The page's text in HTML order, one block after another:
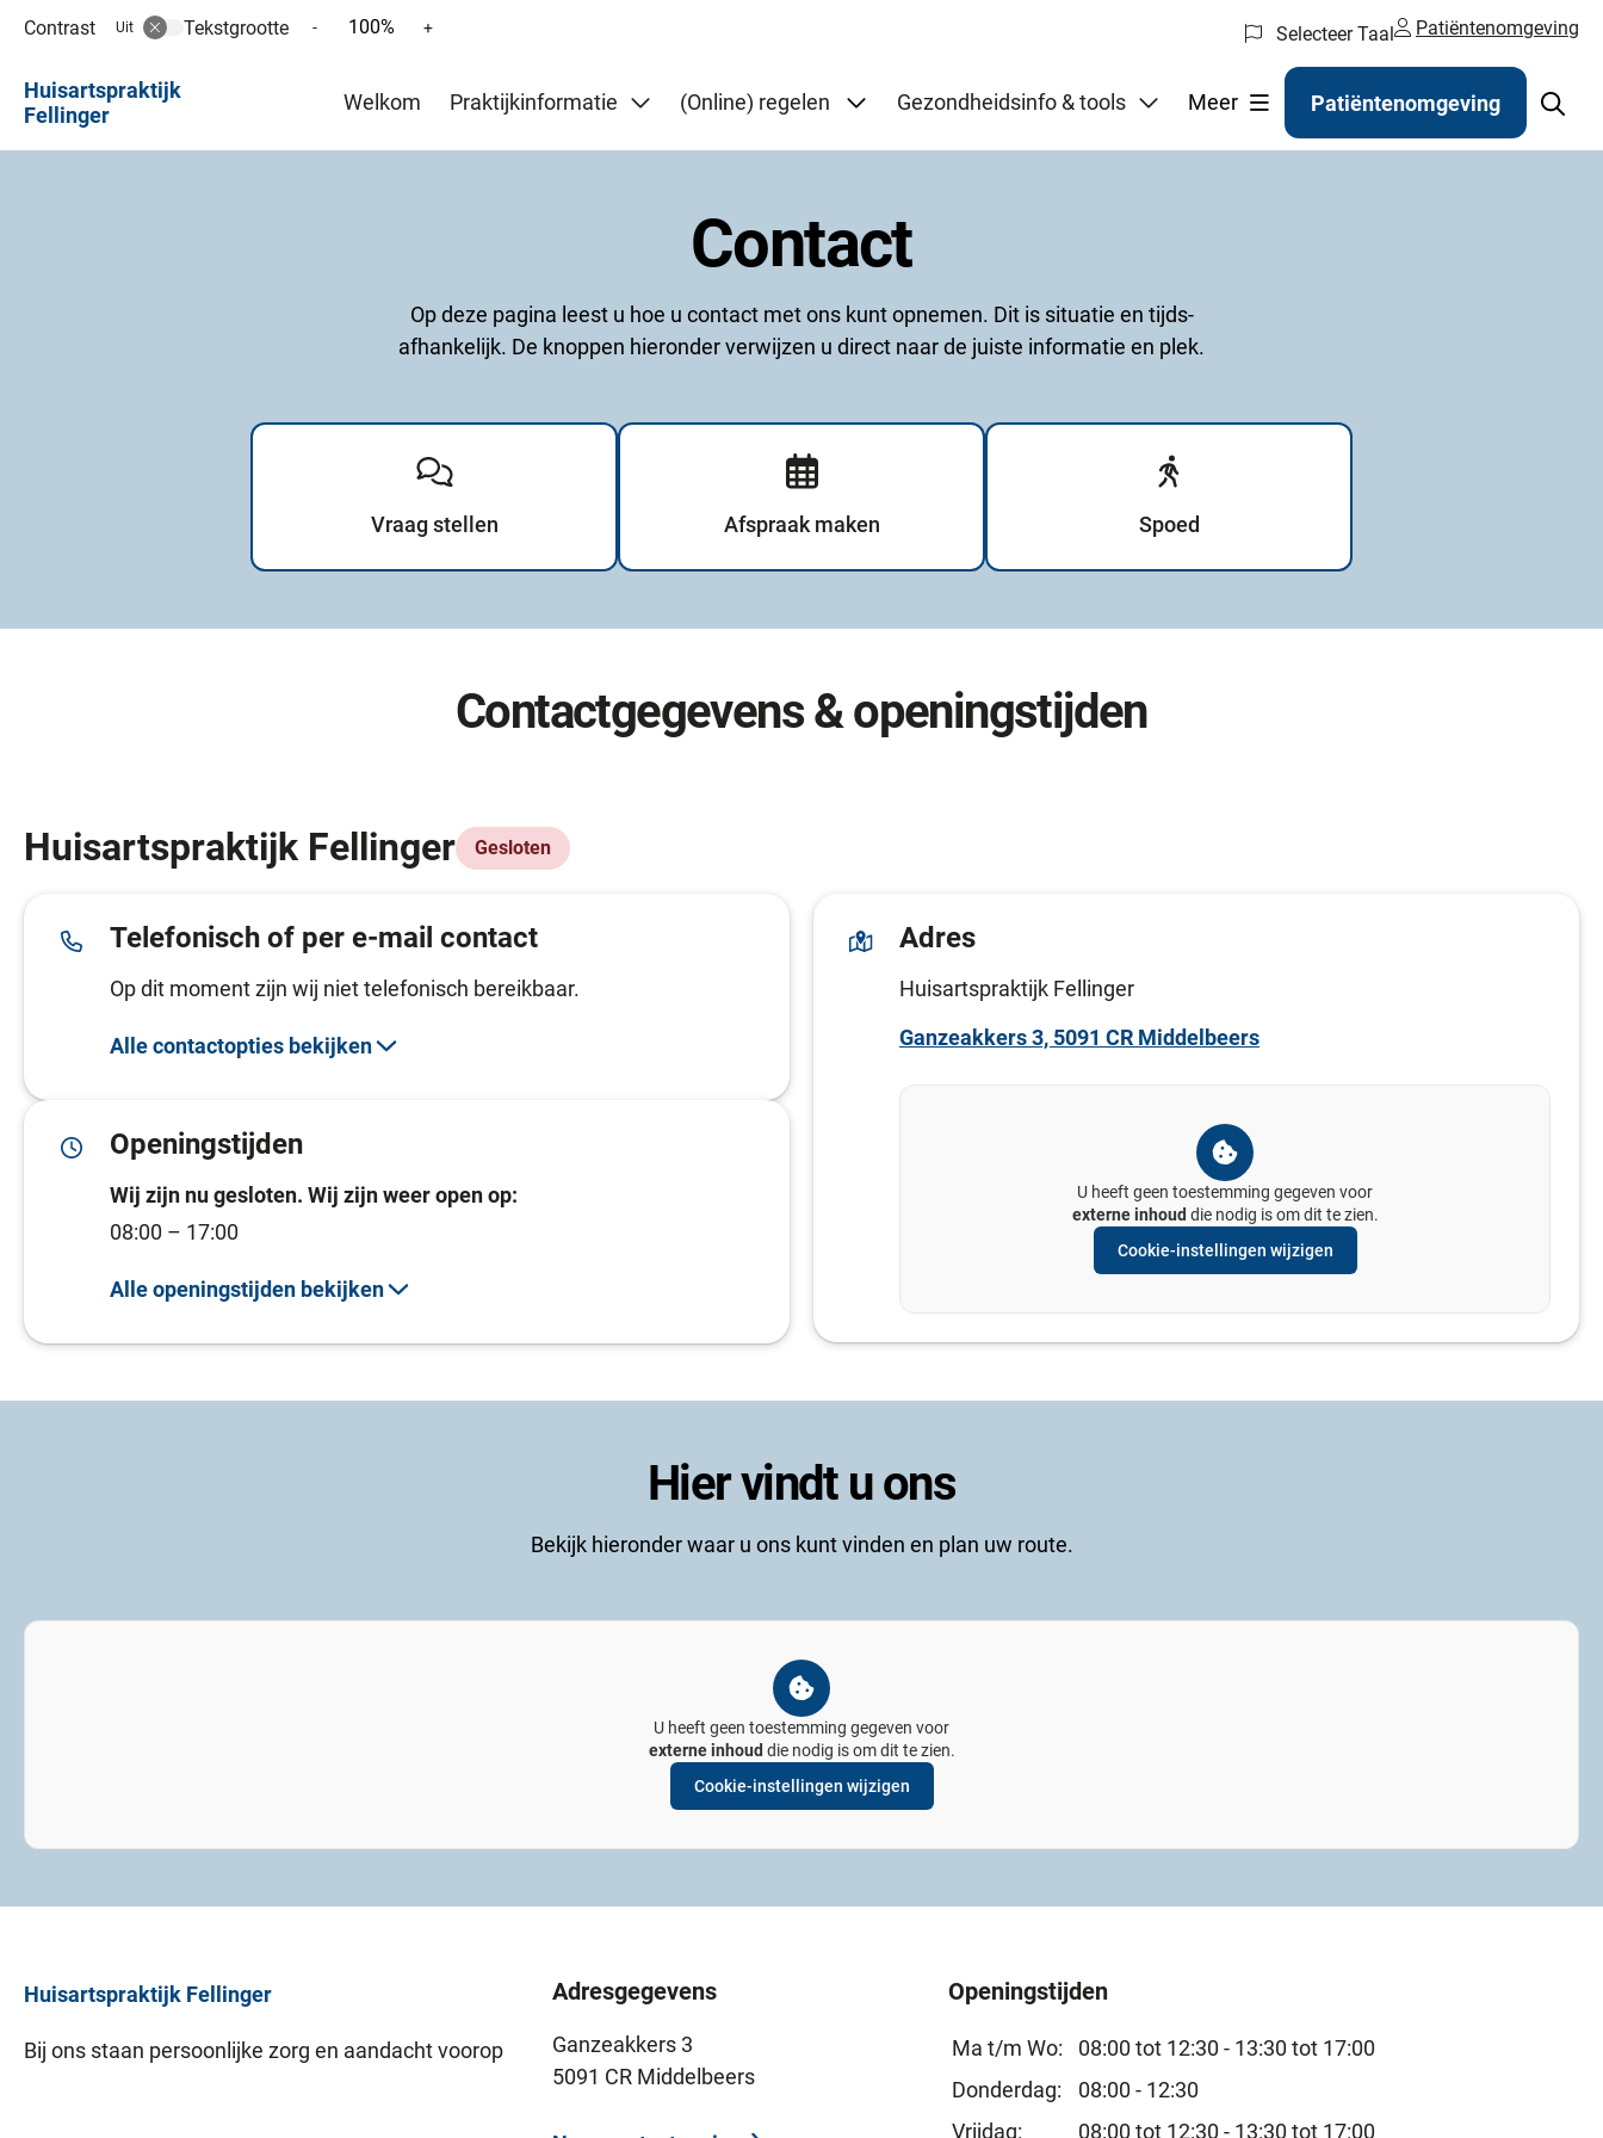
Contrast Uit Tekstgrootte
Tekst
10%
- 100%
Tekst
10%
+ Selecteer Taal Patiëntenomgeving
Huisartspraktijk
Fellinger
Hoofd
menu
Welkom Praktijkinformatie (Online) regelen Submenu: (Online) regelen
Gezondheidsinfo & tools Meer Patiëntenomgeving
Contact
Op deze pagina leest u hoe u contact met ons kunt opnemen. Dit is situatie en tijds-
afhankelijk. De knoppen hieronder verwijzen u direct naar de juiste informatie en plek.
Vraag stellen Afspraak maken Spoed
Contactgegevens & openingstijden
Huisartspraktijk Fellinger Gesloten
Telefonisch of per e-mail contact
Op dit moment zijn wij niet telefonisch bereikbaar.
Alle contactopties bekijken
Openingstijden
Wij zijn nu gesloten. Wij zijn weer open op:
08:00 – 17:00
Alle openingstijden bekijken
Adres
Huisartspraktijk Fellinger
Ganzeakkers 3, 5091 CR Middelbeers
U heeft geen toestemming gegeven voor
externe inhoud die nodig is om dit te zien.
Cookie-instellingen wijzigen
Hier vindt u ons
Bekijk hieronder waar u ons kunt vinden en plan uw route.
U heeft geen toestemming gegeven voor
externe inhoud die nodig is om dit te zien.
Cookie-instellingen wijzigen
Huisartspraktijk Fellinger
Bij ons staan persoonlijke zorg en aandacht voorop
Adresgegevens
Ganzeakkers 3
5091 CR Middelbeers
Openingstijden
Ma t/m Wo: 08:00 tot 12:30 - 13:30 tot 17:00
Donderdag:
08:00 - 12:30
Vrijdag:
08:00 tot 12:30 - 13:30 tot 17:00